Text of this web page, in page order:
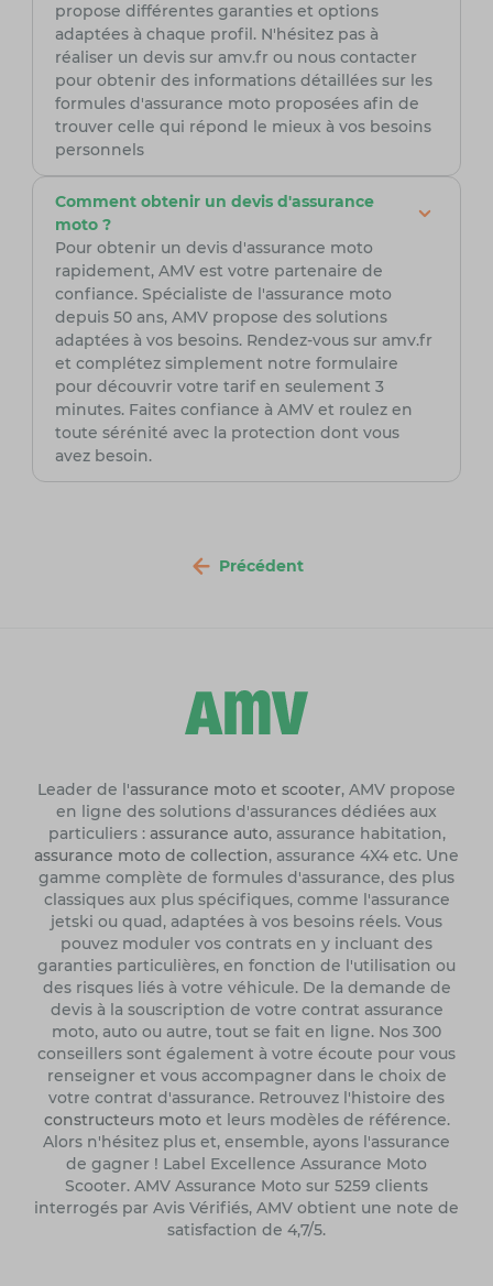
propose différentes garanties et options
adaptées à chaque profil. N'hésitez pas à
réaliser un devis sur amv.fr ou nous contacter
pour obtenir des informations détaillées sur les
formules d'assurance moto proposées afin de
trouver celle qui répond le mieux à vos besoins
personnels
Comment obtenir un devis d'assurance
moto ?
Pour obtenir un devis d'assurance moto
rapidement, AMV est votre partenaire de
confiance. Spécialiste de l'assurance moto
depuis 50 ans, AMV propose des solutions
adaptées à vos besoins. Rendez-vous sur amv.fr
et complétez simplement notre formulaire
pour découvrir votre tarif en seulement 3
minutes. Faites confiance à AMV et roulez en
toute sérénité avec la protection dont vous
avez besoin.
Précédent
Leader de l'assurance moto et scooter, AMV propose
en ligne des solutions d'assurances dédiées aux
particuliers : assurance auto, assurance habitation,
assurance moto de collection, assurance 4X4 etc. Une
gamme complète de formules d'assurance, des plus
classiques aux plus spécifiques, comme l'assurance
jetski ou quad, adaptées à vos besoins réels. Vous
pouvez moduler vos contrats en y incluant des
garanties particulières, en fonction de l'utilisation ou
des risques liés à votre véhicule. De la demande de
devis à la souscription de votre contrat assurance
moto, auto ou autre, tout se fait en ligne. Nos 300
conseillers sont également à votre écoute pour vous
renseigner et vous accompagner dans le choix de
votre contrat d'assurance. Retrouvez l'histoire des
constructeurs motoet leurs modèles de référence.
Alors n'hésitez plus et, ensemble, ayons l'assurance
de gagner ! Label Excellence Assurance Moto
Scooter. AMV Assurance Moto sur 5259 clients
interrogés par Avis Vérifiés, AMV obtient une note de
satisfaction de 4,7/5.